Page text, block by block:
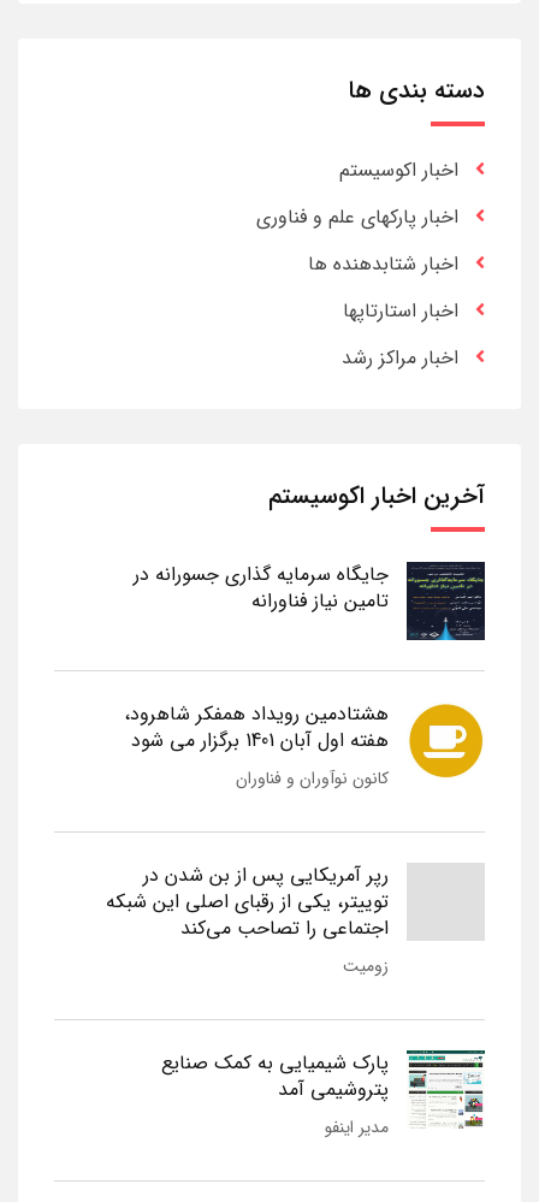
دسته بندی ها
اخبار اکوسیستم
اخبار پارکهای علم و فناوری
اخبار شتابدهنده ها
اخبار استارتاپها
اخبار مراکز رشد
آخرین اخبار اکوسیستم
جایگاه سرمایه گذاری جسورانه در
تامین نیاز فناورانه
هشتادمین رویداد همفکر شاهرود،
هفته اول آبان 1401 برگزار می شود
کانون نوآوران و فناوران
رپر آمریکایی پس از بن شدن در
توییتر، یکی از رقبای اصلی این شبکه
اجتماعی را تصاحب می‌کند
زومیت
پارک شیمیایی به کمک صنایع
پتروشیمی آمد
مدیر اینفو